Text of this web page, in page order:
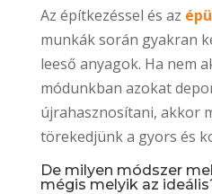
Az építkezéssel és az
munkák során gyakran
leeső anyagok. Ha nem
módunkban azokat
újrahasznosítani, akkor
törekedjünk a gyors és
De milyen módszer
mégis melyik az